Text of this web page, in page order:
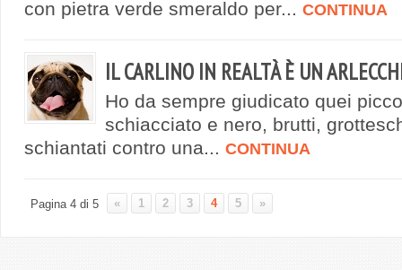
con pietra verde smeraldo per... CONTINUA
IL CARLINO IN REALTÀ È UN
Ho da sempre giudicato quei
schiacciato e nero, brutti,
schiantati contro una... CONTINUA
Pagina 4 di 5 « 1 2 3 4 5 »